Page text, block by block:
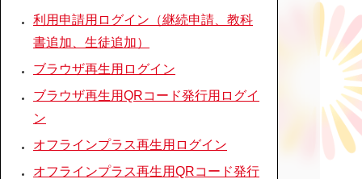
利用申請用ログイン（継続申請、教科
書追加、生徒追加）
ブラウザ再生用ログイン
ブラウザ再生用QRコード発行用ログイ
ン
オフラインプラス再生用ログイン
オフラインプラス再生用QRコード発行